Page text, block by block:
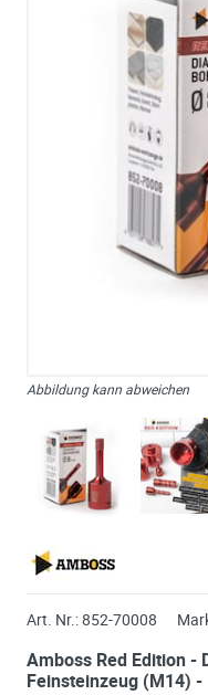
Abbildung kann abweichen
Art. Nr.:852-70008
Amboss Red Edition -
Feinsteinzeug (M14) -